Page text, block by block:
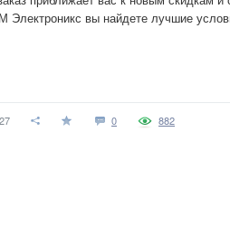
Электроникс вы найдете лучшие
0 882